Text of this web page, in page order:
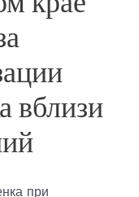
вблизи
при